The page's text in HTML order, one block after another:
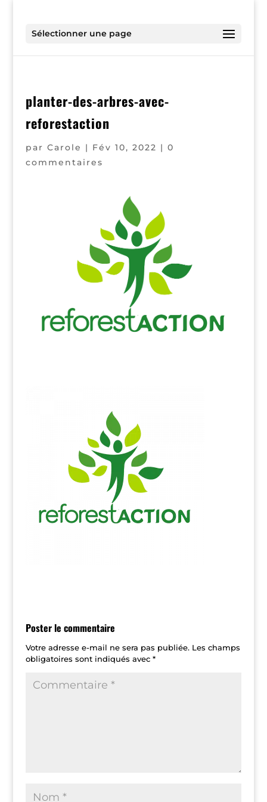
Sélectionner une page
planter-des-arbres-avec-
reforestaction
par Carole | Fév 10, 2022 | 0
commentaires
Poster le commentaire
Votre adresse e-mail ne sera pas publiée. Les champs
obligatoires sont indiqués avec *